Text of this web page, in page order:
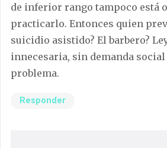
de inferior rango tampoco está
practicarlo. Entonces quien
suicidio asistido? El barbero?
innecesaria, sin demanda
problema.
Responder